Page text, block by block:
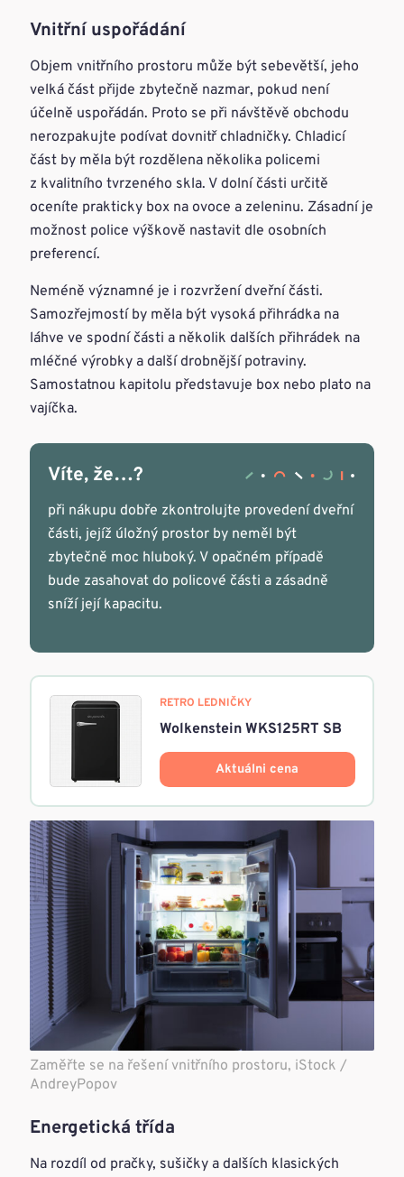
Vnitřní uspořádání
Objem vnitřního prostoru může být sebevětší, jeho
velká část přijde zbytečně nazmar, pokud není
účelně uspořádán. Proto se při návštěvě obchodu
nerozpakujte podívat dovnitř chladničky. Chladicí
část by měla být rozdělena několika policemi
z kvalitního tvrzeného skla. V dolní části určitě
oceníte prakticky box na ovoce a zeleninu. Zásadní je
možnost police výškově nastavit dle osobních
preferencí.
Neméně významné je i rozvržení dveřní části.
Samozřejmostí by měla být vysoká přihrádka na
láhve ve spodní části a několik dalších přihrádek na
mléčné výrobky a další drobnější potraviny.
Samostatnou kapitolu představuje box nebo plato na
vajíčka.
Víte, že…?
při nákupu dobře zkontrolujte provedení dveřní
části, jejíž úložný prostor by neměl být
zbytečně moc hluboký. V opačném případě
bude zasahovat do policové části a zásadně
sníží její kapacitu.
RETRO LEDNIČKY
Wolkenstein WKS125RT SB
Aktuálni cena
Zaměřte se na řešení vnitřního prostoru, iStock /
AndreyPopov
Energetická třída
Na rozdíl od pračky, sušičky a dalších klasických